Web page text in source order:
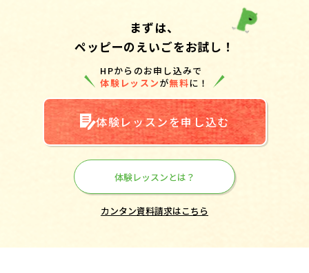
まずは、
ペッピーのえいごをお試し！
HPからのお申し込みで
体験レッスンが無料に！
体験レッスンを申し込む
体験レッスンとは？
カンタン資料請求はこちら